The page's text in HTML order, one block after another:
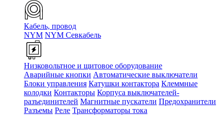
Кабель, провод
NYM NYM Севкабель
Низковольтное и щитовое оборудование
Аварийные кнопки Автоматические выключатели
Блоки управления Катушки контактора Клеммные
колодки Контакторы Корпуса выключателей-
разъединителей Магнитные пускатели Предохранители
Разъемы Реле Трансформаторы тока